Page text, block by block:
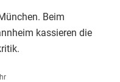
Beim
kassieren die